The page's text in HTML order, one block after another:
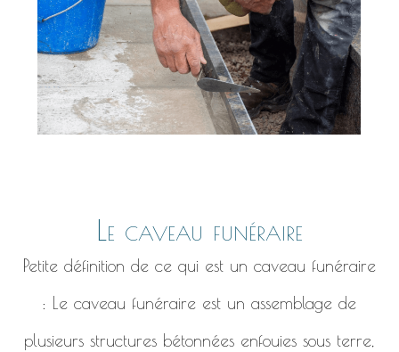
Le caveau funéraire
Petite définition de ce qui est un caveau funéraire
: Le caveau funéraire est un assemblage de
plusieurs structures bétonnées enfouies sous terre,